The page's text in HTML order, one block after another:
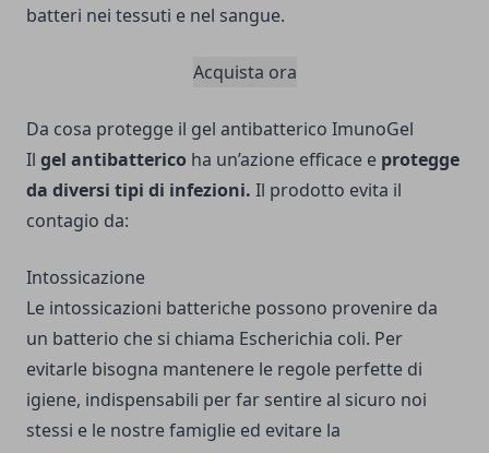
batteri nei tessuti e nel sangue.
Acquista ora
Da cosa protegge il gel antibatterico ImunoGel
Il gel antibatterico ha un’azione efficace e protegge
da diversi tipi di infezioni. Il prodotto evita il
contagio da:
Intossicazione
Le intossicazioni batteriche possono provenire da
un batterio che si chiama Escherichia coli. Per
evitarle bisogna mantenere le regole perfette di
igiene, indispensabili per far sentire al sicuro noi
stessi e le nostre famiglie ed evitare la